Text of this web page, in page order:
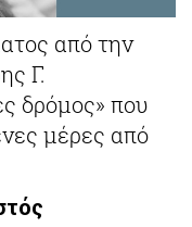
από την
Γ.
δρόμος» που
μέρες από